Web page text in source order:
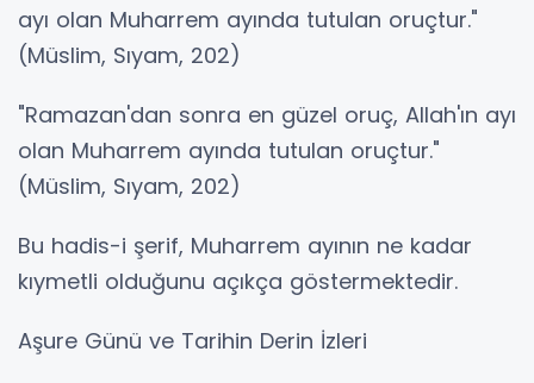
ayı olan Muharrem ayında tutulan oruçtur."
(Müslim, Sıyam, 202)
"Ramazan'dan sonra en güzel oruç, Allah'ın ayı
olan Muharrem ayında tutulan oruçtur."
(Müslim, Sıyam, 202)
Bu hadis-i şerif, Muharrem ayının ne kadar
kıymetli olduğunu açıkça göstermektedir.
Aşure Günü ve Tarihin Derin İzleri